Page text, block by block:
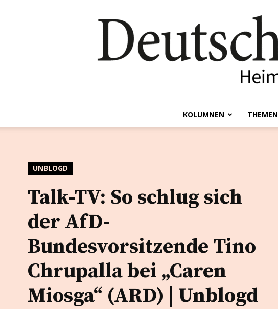
KOLUMNEN THEMEN
UNBLOGD
Talk-TV: So schlug sich
der AfD-
Bundesvorsitzende Tino
Chrupalla bei „Caren
Miosga“ (ARD) | Unblogd